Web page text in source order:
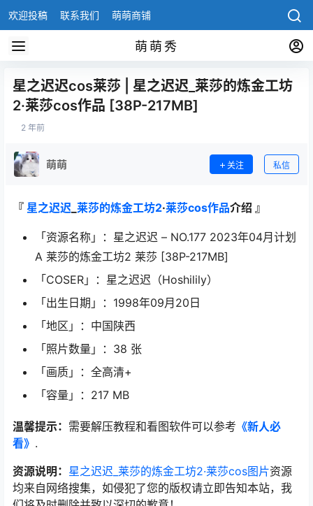
欢迎投稿 联系我们 萌萌商铺
萌萌秀
星之迟迟cos莱莎 | 星之迟迟_莱莎的炼金工坊
2·莱莎cos作品 [38P-217MB]
2 年前
萌萌 关注 私信
『 星之迟迟 莱莎的炼金工坊2·莱莎cos作品介绍 』
「资源名称」：星之迟迟 – NO.177 2023年04月计划
A 莱莎的炼金工坊2 莱莎 [38P-217MB]
「COSER」：星之迟迟（Hoshilily）
「出生日期」：1998年09月20日
「地区」：中国陕西
「照片数量」：38 张
「画质」：全高清+
「容量」：217 MB
温馨提示： 需要解压教程和看图软件可以参考 《新人必
看》 .
资源说明： 星之迟迟_莱莎的炼金工坊2·莱莎cos图片资源
均来自网络搜集，如侵犯了您的版权请立即告知本站，我